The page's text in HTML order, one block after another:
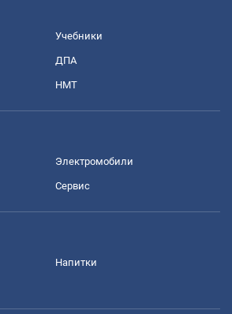
Учебники
ДПА
НМТ
Электромобили
Сервис
Напитки